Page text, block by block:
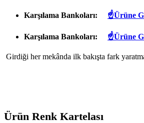
Karşılama Bankoları: ☝Ürüne
Karşılama Bankoları: ☝Ürüne
Girdiği her mekânda ilk bakışta fark
Ürün Renk Kartelası